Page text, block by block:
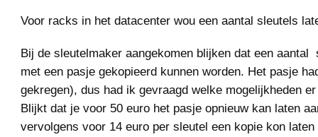
Voor racks in het datacenter wou een aantal sleutels
Bij de sleutelmaker aangekomen blijken dat een aantal
met een pasje gekopieerd kunnen worden. Het pasje
gekregen), dus had ik gevraagd welke mogelijkheden
Blijkt dat je voor 50 euro het pasje opnieuw kan laten
vervolgens voor 14 euro per sleutel een kopie kon